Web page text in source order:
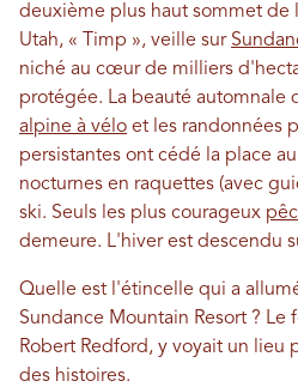
deuxième plus haut sommet de
Utah, « Timp », veille sur
niché au cœur de milliers
protégée. La beauté automnale
alpine à vélo et les randonnées
persistantes ont cédé la place
nocturnes en raquettes (avec
ski. Seuls les plus courageux
demeure. L'hiver est descendu
Quelle est l'étincelle qui a
Sundance Mountain Resort ? Le
Robert Redford, y voyait un lieu
des histoires.